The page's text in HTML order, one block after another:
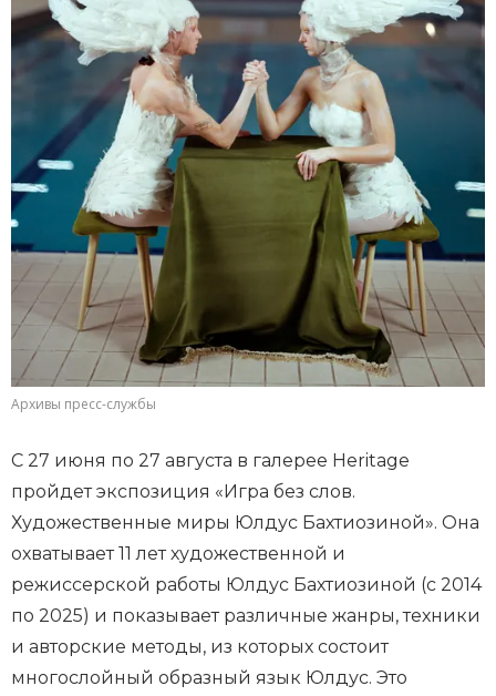
Архивы пресс-службы
С 27 июня по 27 августа в галерее Heritage
пройдет экспозиция «Игра без слов.
Художественные миры Юлдус Бахтиозиной». Она
охватывает 11 лет художественной и
режиссерской работы Юлдус Бахтиозиной (с 2014
по 2025) и показывает различные жанры, техники
и авторские методы, из которых состоит
многослойный образный язык Юлдус. Это